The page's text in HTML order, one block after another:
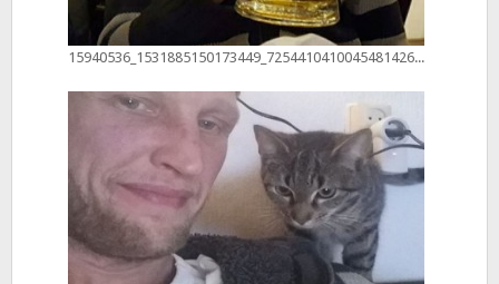
15940536_1531885150173449_7254410410045481426_n